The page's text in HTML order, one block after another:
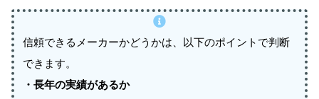
信頼できるメーカーかどうかは、以下のポイントで判断
できます。
・長年の実績があるか